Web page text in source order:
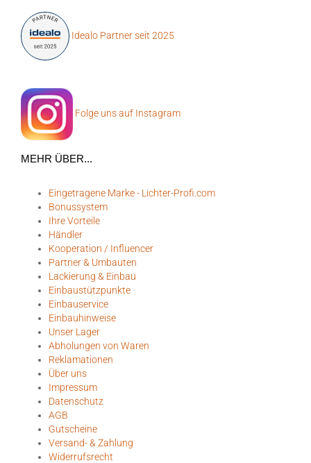
Idealo Partner seit 2025
Folge uns auf Instagram
MEHR ÜBER...
Eingetragene Marke - Lichter-Profi.com
Bonussystem
Ihre Vorteile
Händler
Kooperation / Influencer
Partner & Umbauten
Lackierung & Einbau
Einbaustützpunkte
Einbauservice
Einbauhinweise
Unser Lager
Abholungen von Waren
Reklamationen
Über uns
Impressum
Datenschutz
AGB
Gutscheine
Versand- & Zahlung
Widerrufsrecht